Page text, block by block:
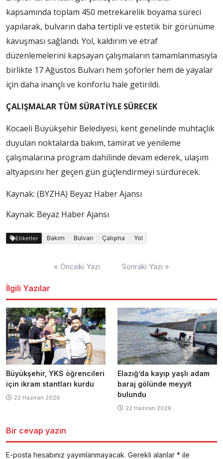
kapsamında toplam 450 metrekarelik boyama süreci
yapılarak, bulvarın daha tertipli ve estetik bir görünüme
kavuşması sağlandı. Yol, kaldırım ve etraf
düzenlemelerini kapsayan çalışmaların tamamlanmasıyla
birlikte 17 Ağustos Bulvarı hem şoförler hem de yayalar
için daha inançlı ve konforlu hale getirildi.
ÇALIŞMALAR TÜM SÜRATİYLE SÜRECEK
Kocaeli Büyükşehir Belediyesi, kent genelinde muhtaçlık
duyulan noktalarda bakım, tamirat ve yenileme
çalışmalarına program dahilinde devam ederek, ulaşım
altyapısını her geçen gün güçlendirmeyi sürdürecek.
Kaynak: (BYZHA) Beyaz Haber Ajansı
Kaynak: Beyaz Haber Ajansı
Etiketler Bakım Bulvarı Çalışma Yol
« Önceki Yazı Sonraki Yazı »
İlgili Yazılar
Büyükşehir, YKS öğrencileri
için ikram stantları kurdu
22 Haziran 2026
Elazığ’da kayıp yaşlı adam
baraj gölünde meyyit
bulundu
22 Haziran 2026
Bir cevap yazın
E-posta hesabınız yayımlanmayacak. Gerekli alanlar * ile